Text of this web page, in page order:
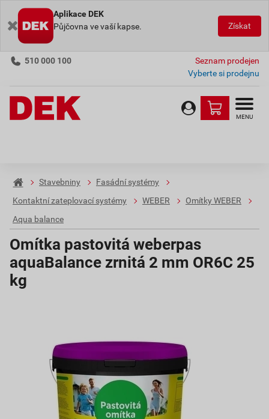
Aplikace DEK
Půjčovna ve vaší kapse.
Získat
510 000 100
Seznam prodejen
Vyberte si prodejnu
MENU
Stavebniny
Fasádní systémy
Kontaktní zateplovací systémy
WEBER
Omítky WEBER
Aqua balance
Omítka pastovitá weberpas
aquaBalance zrnitá 2 mm OR6C 25
kg